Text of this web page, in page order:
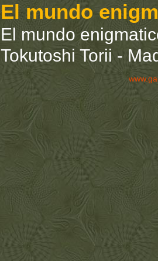
El mundo
El mundo
Tokutoshi Torii -